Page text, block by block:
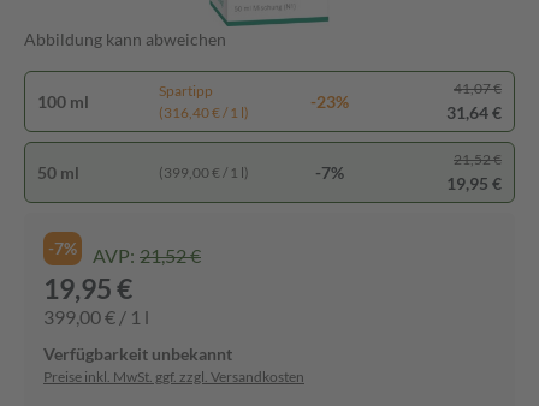
Abbildung kann abweichen
100 ml
Spartipp
(316,40 € / 1 l)
-23%
41,07 €
31,64 €
50 ml (399,00 € / 1 l) -7%
21,52 €
19,95 €
-7% AVP: 21,52 €
19,95 €
399,00 € / 1 l
Verfügbarkeit unbekannt
Preise inkl. MwSt. ggf. zzgl. Versandkosten